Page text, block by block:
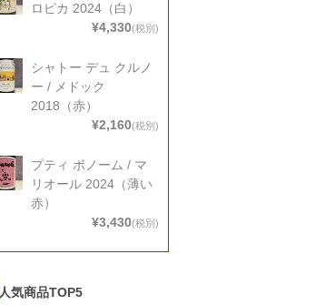
ロピカ 2024（白）
¥4,330(税別)
シャトー デュ クルノ
ー / メドック
2018（赤）
¥2,160(税別)
プティ ボノーム / マ
リオール 2024（薄い
赤）
¥3,430(税別)
人気商品TOP5